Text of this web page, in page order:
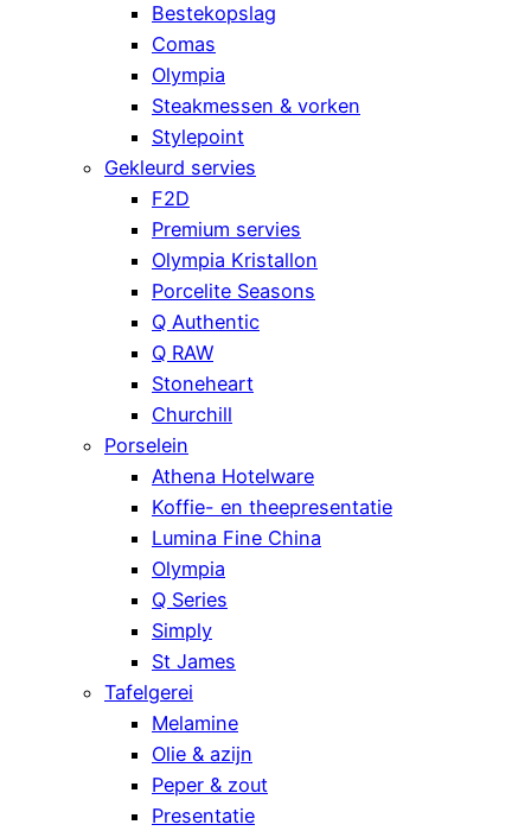
Bestekopslag
Comas
Olympia
Steakmessen & vorken
Stylepoint
Gekleurd servies
F2D
Premium servies
Olympia Kristallon
Porcelite Seasons
Q Authentic
Q RAW
Stoneheart
Churchill
Porselein
Athena Hotelware
Koffie- en theepresentatie
Lumina Fine China
Olympia
Q Series
Simply
St James
Tafelgerei
Melamine
Olie & azijn
Peper & zout
Presentatie